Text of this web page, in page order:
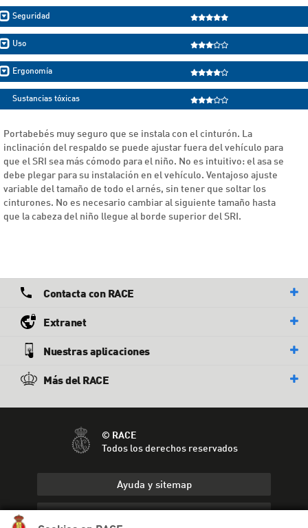
Seguridad
Uso
Ergonomía
Sustancias tóxicas
Portabebés muy seguro que se instala con el cinturón. La
inclinación del respaldo se puede ajustar fuera del vehículo para
que el SRI sea más cómodo para el niño. No es intuitivo: el asa se
debe plegar para su instalación en el vehículo. Ventajoso ajuste
variable del tamaño de todo el arnés, sin tener que soltar los
cinturones. No es necesario cambiar al siguiente tamaño hasta
que la cabeza del niño llegue al borde superior del SRI.
Contacta con RACE
Extranet
Nuestras aplicaciones
Más del RACE
© RACE
Todos los derechos reservados
Ayuda y sitemap
Aviso legal